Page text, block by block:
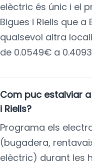
elèctric és únic i el
Bigues i Riells que
qualsevol altra
de 0.0549€ a
Com puc estalviar
i Riells?
Programa els
(bugadera,
elèctric) durant les